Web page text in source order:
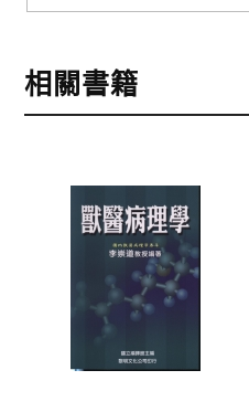
2.銀行轉帳:選擇銀行轉帳
五碼，並於三日內完成匯
3.郵局劃撥: 選擇郵局劃撥
劃撥單，匯款者大名請填
核銷作業。
完成訂購
訂購完成後，可至會員專
訂單處理的狀態。
相關書籍